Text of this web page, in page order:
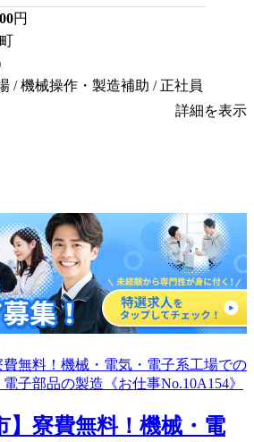
円
/ 機械操作・製造補助 / 正社員
詳細を表示
】寮費無料！機械・電